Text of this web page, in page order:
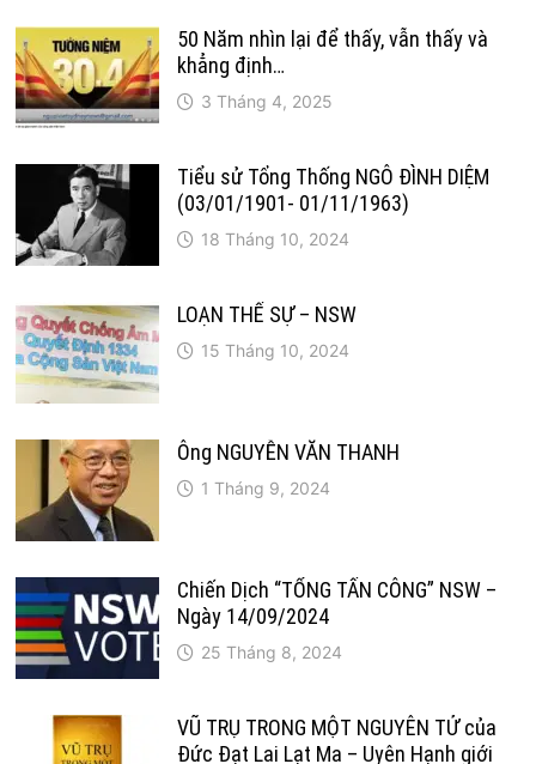
viết
50 Năm nhìn lại để thấy, vẫn thấy và
khẳng định…
3 Tháng 4, 2025
Tiểu sử Tổng Thống NGÔ ĐÌNH DIỆM
(03/01/1901- 01/11/1963)
18 Tháng 10, 2024
LOẠN THẾ SỰ – NSW
15 Tháng 10, 2024
Ông NGUYỄN VĂN THANH
1 Tháng 9, 2024
Chiến Dịch “TỔNG TẤN CÔNG” NSW –
Ngày 14/09/2024
25 Tháng 8, 2024
VŨ TRỤ TRONG MỘT NGUYÊN TỬ của
Đức Đạt Lai Lạt Ma – Uyên Hạnh giới